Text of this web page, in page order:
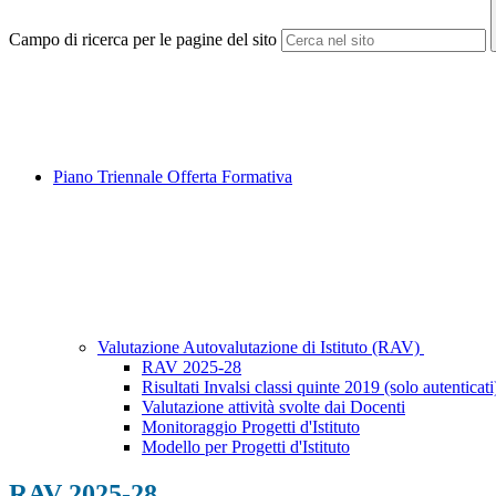
Campo di ricerca per le pagine del sito
Piano Triennale Offerta Formativa
Valutazione Autovalutazione di Istituto (RAV)
RAV 2025-28
Risultati Invalsi classi quinte 2019 (solo
Valutazione attività svolte dai Docenti
Monitoraggio Progetti d'Istituto
Modello per Progetti d'Istituto